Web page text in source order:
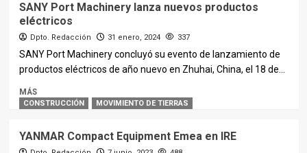
SANY Port Machinery lanza nuevos productos
eléctricos
Dpto. Redacción 31 enero, 2024 337
SANY Port Machinery concluyó su evento de lanzamiento de
productos eléctricos de año nuevo en Zhuhai, China, el 18 de...
MÁS
CONSTRUCCIÓN MOVIMIENTO DE TIERRAS
YANMAR Compact Equipment Emea en IRE